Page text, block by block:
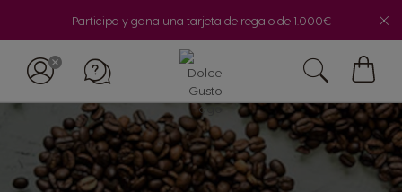
Participa y gana una tarjeta de regalo de 1.000€
cesta